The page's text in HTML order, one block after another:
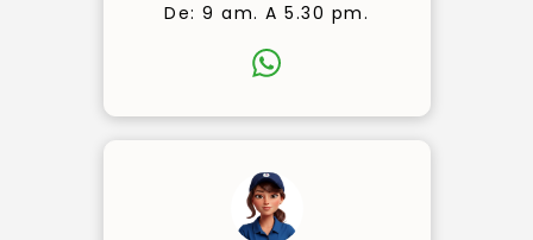
De: 9 am. A 5.30 pm.